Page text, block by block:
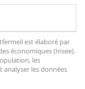
est élaboré par
économiques (Insee).
les
analyser les données